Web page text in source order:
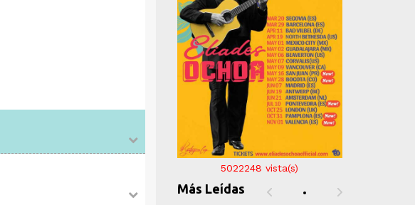
5022248 vista(s)
Más Leídas